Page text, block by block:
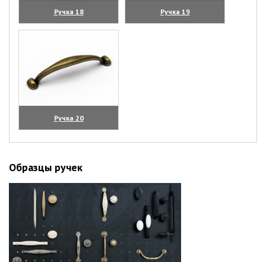
Ручка 18
(увеличить)
Ручка 19
(увеличить)
Ручка 20
(увеличить)
Образцы ручек